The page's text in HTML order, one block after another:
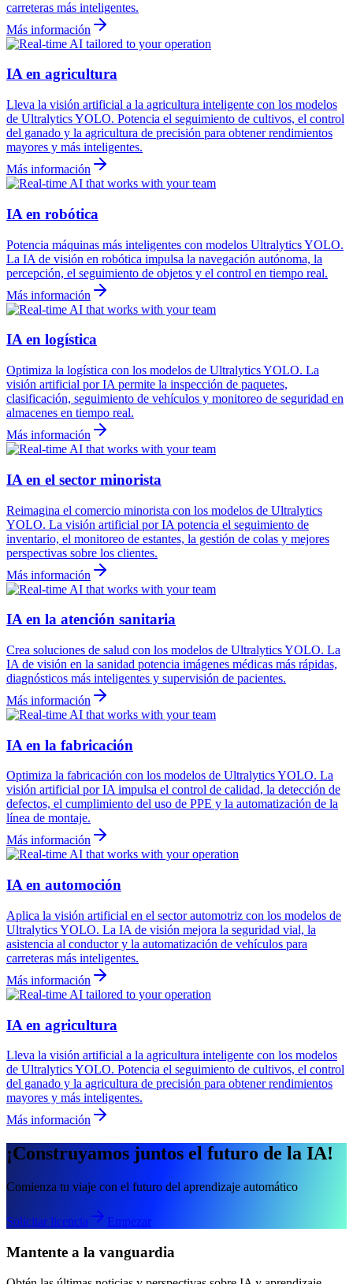
carreteras más inteligentes.
Más información
IA en agricultura
Lleva la visión artificial a la agricultura inteligente con los modelos
de Ultralytics YOLO. Potencia el seguimiento de cultivos, el control
del ganado y la agricultura de precisión para obtener rendimientos
mayores y más inteligentes.
Más información
IA en robótica
Potencia máquinas más inteligentes con modelos Ultralytics YOLO.
La IA de visión en robótica impulsa la navegación autónoma, la
percepción, el seguimiento de objetos y el control en tiempo real.
Más información
IA en logística
Optimiza la logística con los modelos de Ultralytics YOLO. La
visión artificial por IA permite la inspección de paquetes,
clasificación, seguimiento de vehículos y monitoreo de seguridad en
almacenes en tiempo real.
Más información
IA en el sector minorista
Reimagina el comercio minorista con los modelos de Ultralytics
YOLO. La visión artificial por IA potencia el seguimiento de
inventario, el monitoreo de estantes, la gestión de colas y mejores
perspectivas sobre los clientes.
Más información
IA en la atención sanitaria
Crea soluciones de salud con los modelos de Ultralytics YOLO. La
IA de visión en la sanidad potencia imágenes médicas más rápidas,
diagnósticos más inteligentes y supervisión de pacientes.
Más información
IA en la fabricación
Optimiza la fabricación con los modelos de Ultralytics YOLO. La
visión artificial por IA impulsa el control de calidad, la detección de
defectos, el cumplimiento del uso de PPE y la automatización de la
línea de montaje.
Más información
IA en automoción
Aplica la visión artificial en el sector automotriz con los modelos de
Ultralytics YOLO. La IA de visión mejora la seguridad vial, la
asistencia al conductor y la automatización de vehículos para
carreteras más inteligentes.
Más información
IA en agricultura
Lleva la visión artificial a la agricultura inteligente con los modelos
de Ultralytics YOLO. Potencia el seguimiento de cultivos, el control
del ganado y la agricultura de precisión para obtener rendimientos
mayores y más inteligentes.
Más información
¡Construyamos juntos el futuro de la IA!
Comienza tu viaje con el futuro del aprendizaje automático
Solicitar licencia Empezar
Mantente a la vanguardia